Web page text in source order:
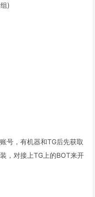
)
号，有机器和TG后先获取
，对接上TG上的BOT来开